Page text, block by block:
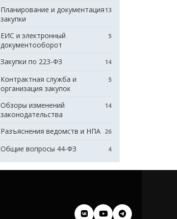
Планирование и документация
закупки
13
ЕИС и электронный
документооборот
5
Закупки по 223-ФЗ 14
Контрактная служба и
организация закупок
5
Обзоры изменений
законодательства
14
Разъяснения ведомств и НПА 26
Общие вопросы 44-ФЗ 4